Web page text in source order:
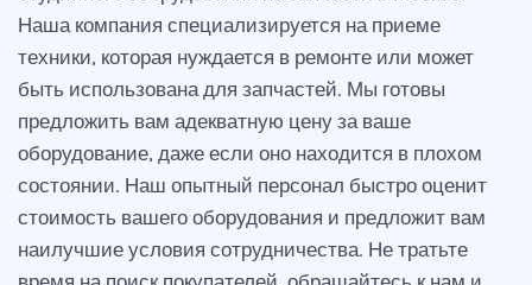
Наша компания специализируется на приеме
техники, которая нуждается в ремонте или может
быть использована для запчастей. Мы готовы
предложить вам адекватную цену за ваше
оборудование, даже если оно находится в плохом
состоянии. Наш опытный персонал быстро оценит
стоимость вашего оборудования и предложит вам
наилучшие условия сотрудничества. Не тратьте